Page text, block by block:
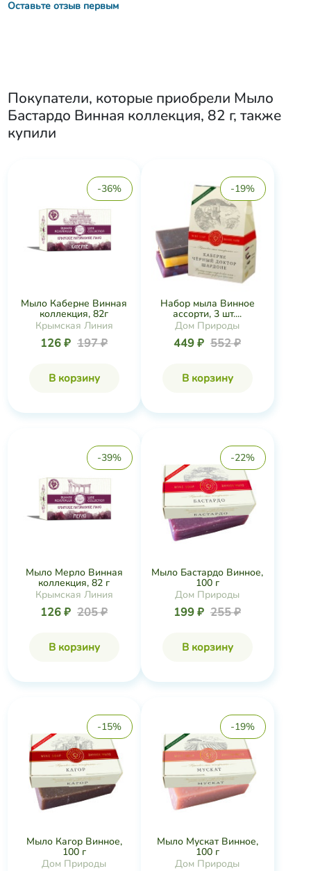
Оставьте отзыв первым
Покупатели, которые приобрели Мыло
Бастардо Винная коллекция, 82 г, также
купили
-36%
Мыло Каберне Винная
коллекция, 82г
Крымская Линия
126 ₽ 197 ₽
В корзину
-19%
Набор мыла Винное
ассорти, 3 шт....
Дом Природы
449 ₽ 552 ₽
В корзину
-39%
Мыло Мерло Винная
коллекция, 82 г
Крымская Линия
126 ₽ 205 ₽
В корзину
-22%
Мыло Бастардо Винное,
100 г
Дом Природы
199 ₽ 255 ₽
В корзину
-15%
Мыло Кагор Винное,
100 г
Дом Природы
-19%
Мыло Мускат Винное,
100 г
Дом Природы